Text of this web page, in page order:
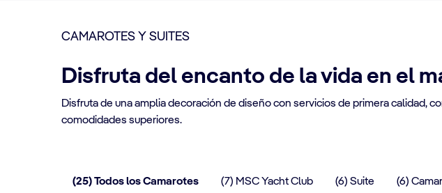
CAMAROTES Y SUITES
Disfruta del encanto de la vida en el
Disfruta de una amplia decoración de diseño con servicios de primera calidad,
comodidades superiores.
(25) Todos los Camarotes (7) MSC Yacht Club (6) Suite (6)